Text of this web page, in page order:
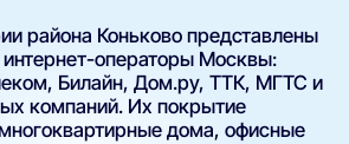
района Коньково представлены
операторы Москвы:
Билайн, Дом.ру, ТТК, МГТС и
компаний. Их покрытие
дома, офисные